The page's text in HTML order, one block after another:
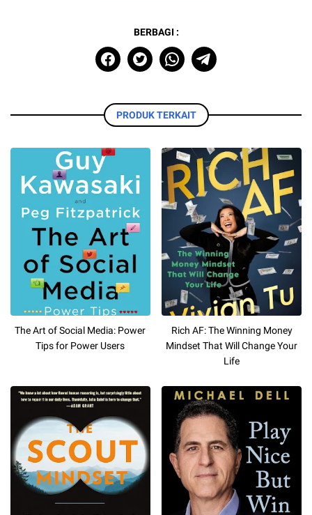
BERBAGI :
PRODUK TERKAIT
The Art of Social Media: Power
Tips for Power Users
Rich AF: The Winning Money
Mindset That Will Change Your
Life